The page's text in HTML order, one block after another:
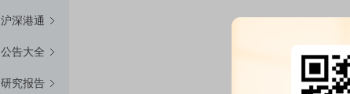
沪深港通
公告大全
研究报告